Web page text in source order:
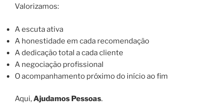
Valorizamos:
A escuta ativa
A honestidade em cada recomendação
A dedicação total a cada cliente
A negociação profissional
O acompanhamento próximo do início ao fim
Aqui,Ajudamos Pessoas.